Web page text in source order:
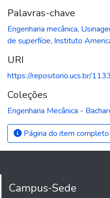
Palavras-chave
Engenharia mecânica,
de superfície, Instituto
URI
https://repositorio.ucs.br/
Coleções
Engenharia Mecânica -
Página do item completo
Campus-Sede